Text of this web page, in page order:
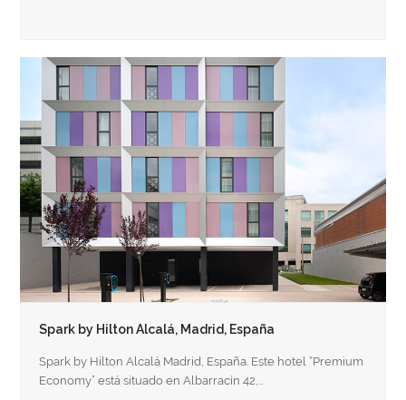
Spark by Hilton Alcalá, Madrid, España
Spark by Hilton Alcalá Madrid, España. Este hotel “Premium
Economy” está situado en Albarracín 42,…